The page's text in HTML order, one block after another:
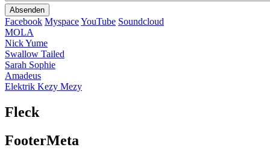
Facebook MyspaceYouTube Soundcloud
MOLA
Nick Yume
Swallow Tailed
Sarah Sophie
Amadeus
Elektrik Kezy Mezy
Fleck
FooterMeta